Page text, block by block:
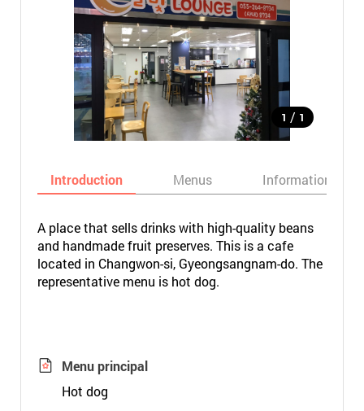
1 / 1
Introduction Menus Informations
A place that sells drinks with high-quality beans
and handmade fruit preserves. This is a cafe
located in Changwon-si, Gyeongsangnam-do. The
representative menu is hot dog.
Menu principal
Hot dog